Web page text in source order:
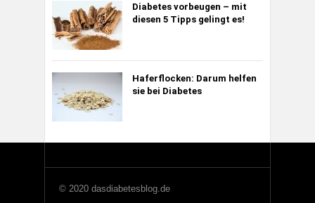
Diabetes vorbeugen – mit
diesen 5 Tipps gelingt es!
Haferflocken: Darum helfen
sie bei Diabetes
© 2020 dasdiabetesblog.de